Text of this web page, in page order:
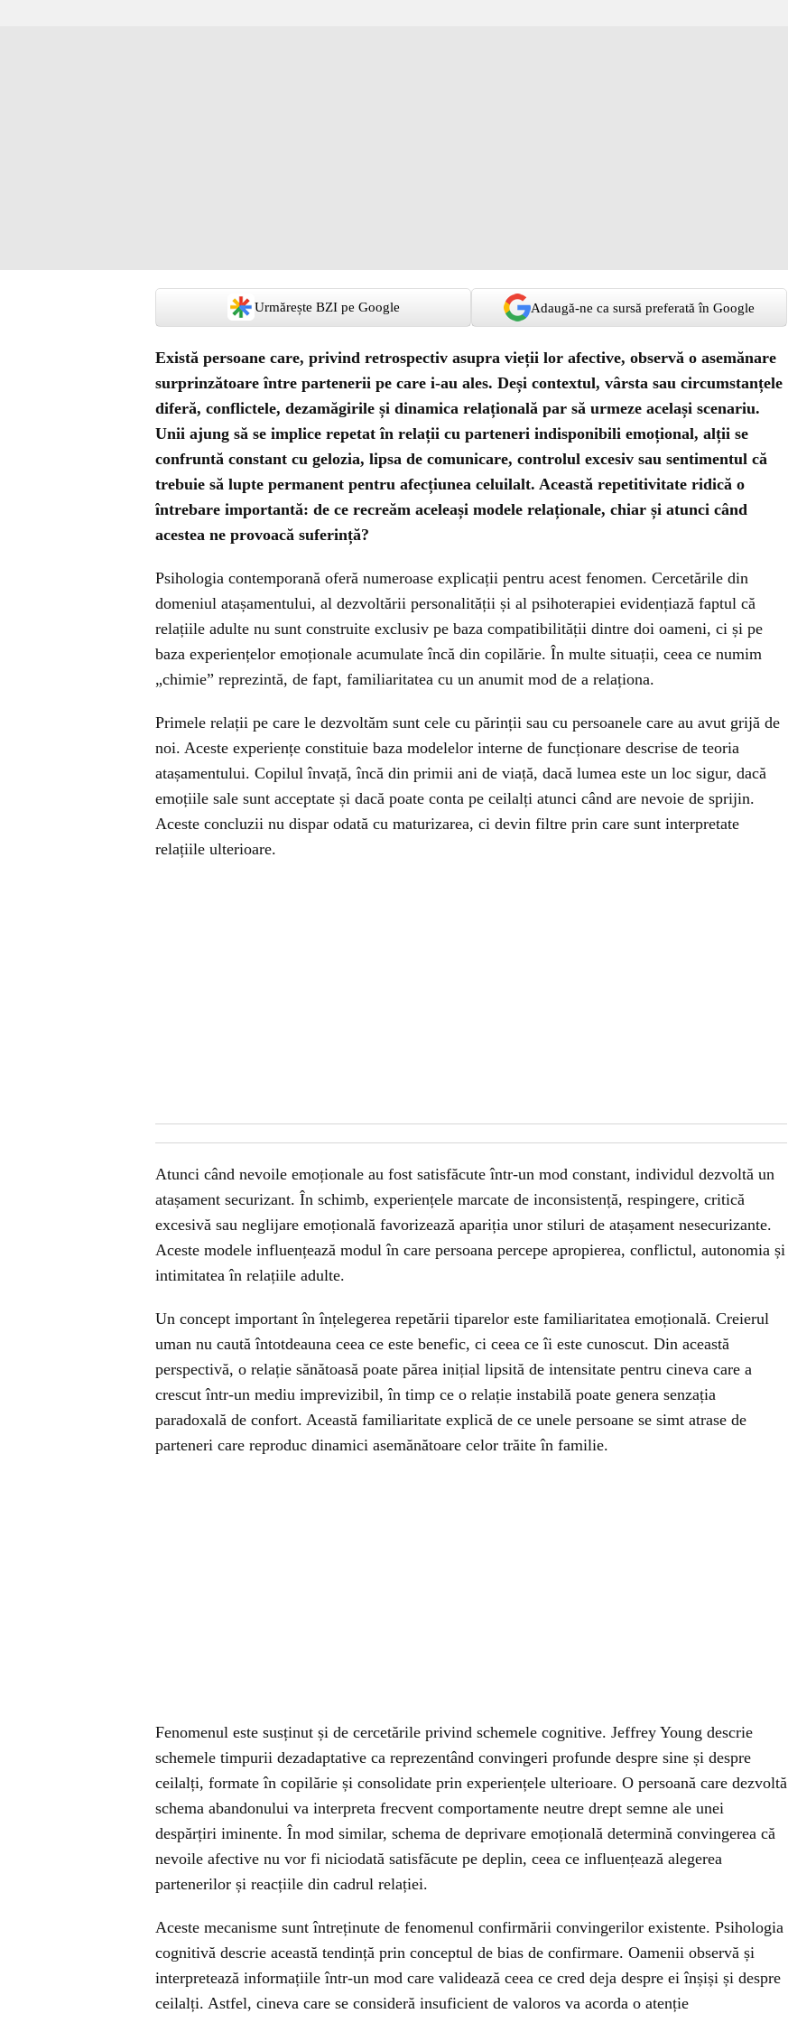
Urmărește BZI pe Google Adaugă-ne ca sursă preferată în Google
Există persoane care, privind retrospectiv asupra vieții lor afective, observă o asemănare
surprinzătoare între partenerii pe care i-au ales. Deși contextul, vârsta sau circumstanțele
diferă, conflictele, dezamăgirile și dinamica relațională par să urmeze același scenariu.
Unii ajung să se implice repetat în relații cu parteneri indisponibili emoțional, alții se
confruntă constant cu gelozia, lipsa de comunicare, controlul excesiv sau sentimentul că
trebuie să lupte permanent pentru afecțiunea celuilalt. Această repetitivitate ridică o
întrebare importantă: de ce recreăm aceleași modele relaționale, chiar și atunci când
acestea ne provoacă suferință?
Psihologia contemporană oferă numeroase explicații pentru acest fenomen. Cercetările din
domeniul atașamentului, al dezvoltării personalității și al psihoterapiei evidențiază faptul că
relațiile adulte nu sunt construite exclusiv pe baza compatibilității dintre doi oameni, ci și pe
baza experiențelor emoționale acumulate încă din copilărie. În multe situații, ceea ce numim
„chimie” reprezintă, de fapt, familiaritatea cu un anumit mod de a relaționa.
Primele relații pe care le dezvoltăm sunt cele cu părinții sau cu persoanele care au avut grijă de
noi. Aceste experiențe constituie baza modelelor interne de funcționare descrise de teoria
atașamentului. Copilul învață, încă din primii ani de viață, dacă lumea este un loc sigur, dacă
emoțiile sale sunt acceptate și dacă poate conta pe ceilalți atunci când are nevoie de sprijin.
Aceste concluzii nu dispar odată cu maturizarea, ci devin filtre prin care sunt interpretate
relațiile ulterioare.
Atunci când nevoile emoționale au fost satisfăcute într-un mod constant, individul dezvoltă un
atașament securizant. În schimb, experiențele marcate de inconsistență, respingere, critică
excesivă sau neglijare emoțională favorizează apariția unor stiluri de atașament nesecurizante.
Aceste modele influențează modul în care persoana percepe apropierea, conflictul, autonomia și
intimitatea în relațiile adulte.
Un concept important în înțelegerea repetării tiparelor este familiaritatea emoțională. Creierul
uman nu caută întotdeauna ceea ce este benefic, ci ceea ce îi este cunoscut. Din această
perspectivă, o relație sănătoasă poate părea inițial lipsită de intensitate pentru cineva care a
crescut într-un mediu imprevizibil, în timp ce o relație instabilă poate genera senzația
paradoxală de confort. Această familiaritate explică de ce unele persoane se simt atrase de
parteneri care reproduc dinamici asemănătoare celor trăite în familie.
Fenomenul este susținut și de cercetările privind schemele cognitive. Jeffrey Young descrie
schemele timpurii dezadaptative ca reprezentând convingeri profunde despre sine și despre
ceilalți, formate în copilărie și consolidate prin experiențele ulterioare. O persoană care dezvoltă
schema abandonului va interpreta frecvent comportamente neutre drept semne ale unei
despărțiri iminente. În mod similar, schema de deprivare emoțională determină convingerea că
nevoile afective nu vor fi niciodată satisfăcute pe deplin, ceea ce influențează alegerea
partenerilor și reacțiile din cadrul relației.
Aceste mecanisme sunt întreținute de fenomenul confirmării convingerilor existente. Psihologia
cognitivă descrie această tendință prin conceptul de bias de confirmare. Oamenii observă și
interpretează informațiile într-un mod care validează ceea ce cred deja despre ei înșiși și despre
ceilalți. Astfel, cineva care se consideră insuficient de valoros va acorda o atenție